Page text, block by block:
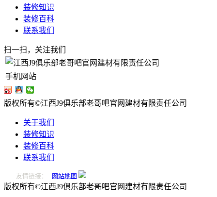
装修知识
装修百科
联系我们
扫一扫，关注我们
手机网站
版权所有©江西J9俱乐部老哥吧官网建材有限责任公司
关于我们
装修知识
装修百科
联系我们
友情链接： 网站地图
版权所有©江西J9俱乐部老哥吧官网建材有限责任公司